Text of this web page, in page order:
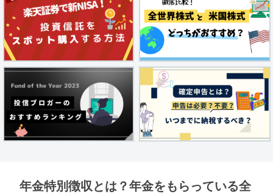
年金特別徴収とは？年金をもらっている全